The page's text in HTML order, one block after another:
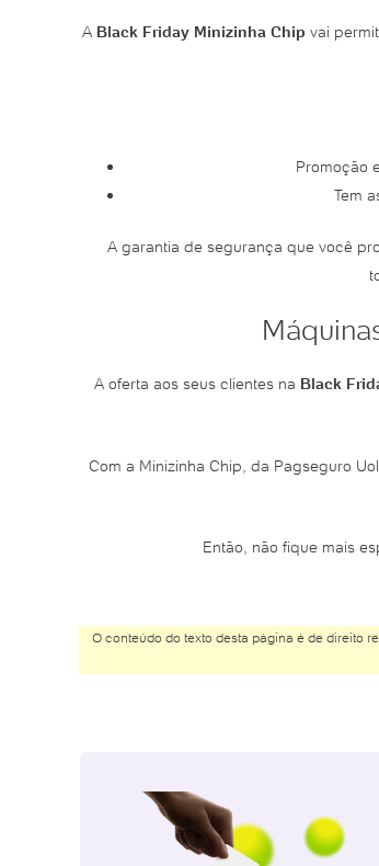
A Black Friday Minizinha Chip vai
Promoção
Tem
A garantia de segurança que você
A oferta aos seus clientes na Black
Com a Minizinha Chip, da Pagseguro
Então, não fique mais
O conteúdo do texto desta página é de direito